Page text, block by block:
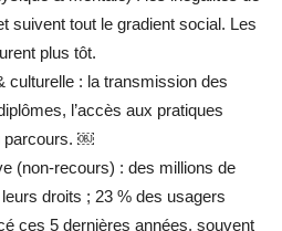
suivent tout le gradient social. Les
plus tôt.
culturelle : la transmission des
l’accès aux pratiques
parcours. ￼
(non-recours) : des millions de
droits ; 23 % des usagers
ces 5 dernières années, souvent